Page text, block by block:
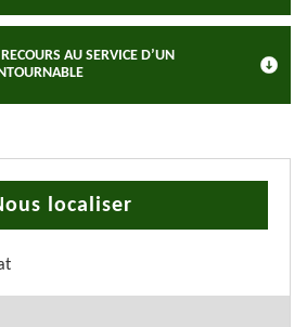
AU SERVICE D’UN
localiser